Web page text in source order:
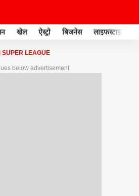
खेल ऐस्ट्रो बिजनेस लाइफस्टाइल
SUPER LEAGUE
below advertisement